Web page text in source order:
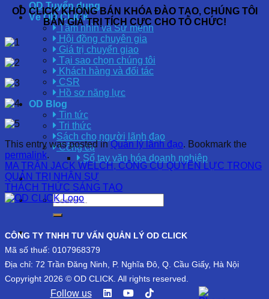
OD Tuyển dụng
Về OD CLICK
Tầm nhìn và Sứ mệnh
Hội đồng chuyên gia
Giá trị chuyển giao
Tại sao chọn chúng tôi
Khách hàng và đối tác
CSR
Hồ sơ năng lực
OD Blog
Tin tức
Tri thức
Sách cho người lãnh đạo
Công cụ
Sổ tay văn hóa doanh nghiệp
OD CLICK KHÔNG BÁN KHÓA ĐÀO TẠO, CHÚNG TÔI
BÁN GIÁ TRỊ TÍCH CỰC CHO TỔ CHỨC!
This entry was posted inQuản lý lãnh đạo. Bookmark the
permalink.
MA TRẬN JACK WELCH, CÔNG CỤ QUYỀN LỰC TRONG
QUẢN TRỊ NHÂN SỰ
THÁCH THỨC SÁNG TẠO
CÔNG TY TNHH TƯ VẤN QUẢN LÝ OD CLICK
Mã số thuế: 0107968379
Địa chỉ: 72 Trần Đăng Ninh, P. Nghĩa Đô, Q. Cầu Giấy, Hà Nội
Copyright 2026 © OD CLICK. All rights reserved.
Follow us